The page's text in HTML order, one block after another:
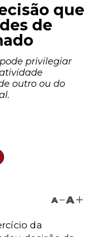
que
de
privilegiar
outro ou do
A A
da